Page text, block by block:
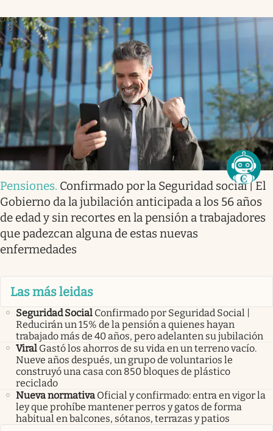
Pensiones. Confirmado por la Seguridad social | El
Gobierno da la jubilación anticipada a los 56 años
de edad y sin recortes en la pensión a trabajadores
que padezcan alguna de estas nuevas
enfermedades
Las más leidas
Seguridad Social Confirmado por Seguridad Social |
Reducirán un 15% de la pensión a quienes hayan
trabajado más de 40 años, pero adelanten su jubilación
Viral Gastó los ahorros de su vida en un terreno vacío.
Nueve años después, un grupo de voluntarios le
construyó una casa con 850 bloques de plástico
reciclado
Nueva normativa Oficial y confirmado: entra en vigor la
ley que prohíbe mantener perros y gatos de forma
habitual en balcones, sótanos, terrazas y patios